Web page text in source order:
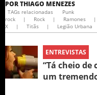
PORTHIAGO MENEZES
TAGs relacionadas
Punk
rock
| Rock | Ramones |
X
| Titãs | Legião Urbana
ENTREVISTAS
“Tá cheio de
um